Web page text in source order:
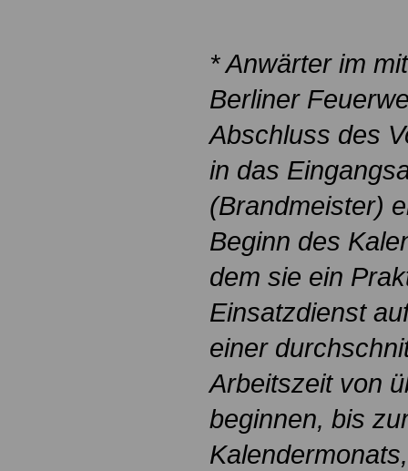
* Anwärter im
Berliner
Abschluss des
in das
(Brandmeister)
Beginn des
dem sie ein
Einsatzdienst
einer
Arbeitszeit von
beginnen, bis